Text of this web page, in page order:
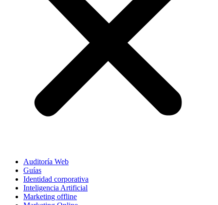
Auditoría Web
Guías
Identidad corporativa
Inteligencia Artificial
Marketing offline